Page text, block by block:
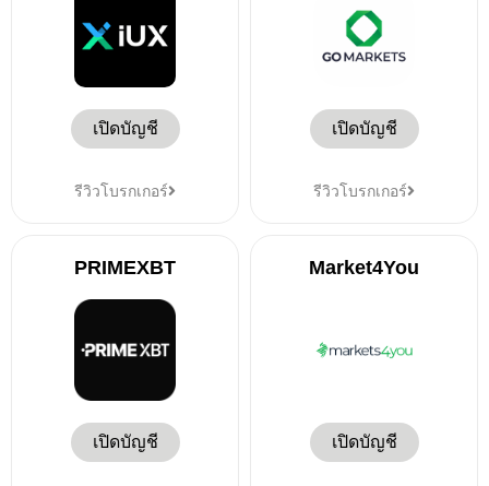
เปิดบัญชี
รีวิวโบรกเกอร์
เปิดบัญชี
รีวิวโบรกเกอร์
PRIMEXBT
เปิดบัญชี
Market4You
เปิดบัญชี